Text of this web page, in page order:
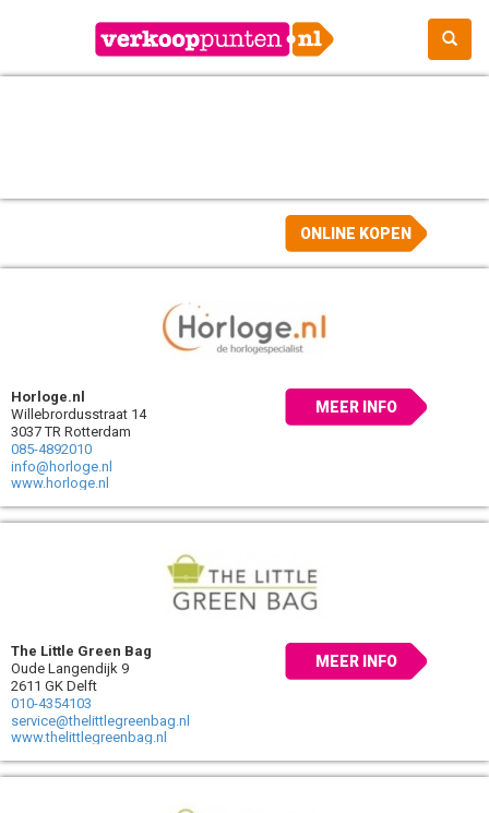
ONLINE KOPEN
Horloge.nl
Willebrordusstraat 14
3037 TR Rotterdam
085-4892010
info@horloge.nl
www.horloge.nl
MEER INFO
The Little Green Bag
Oude Langendijk 9
2611 GK Delft
010-4354103
service@thelittlegreenbag.nl
www.thelittlegreenbag.nl
MEER INFO